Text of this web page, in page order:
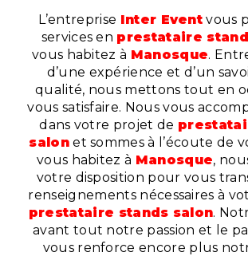
L’entreprise Inter Event vous
services en prestataire
vous habitez à Manosque.
d’une expérience et d’un
qualité, nous mettons tout en
vous satisfaire. Nous vous
dans votre projet de
salonet sommes à l’écoute de
vous habitez à Manosque,
votre disposition pour vous
renseignements nécessaires à
prestataire stands salon.
avant tout notre passion et le
vous renforce encore plus